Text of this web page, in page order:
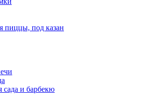
пиццы, под казан
сада и барбекю